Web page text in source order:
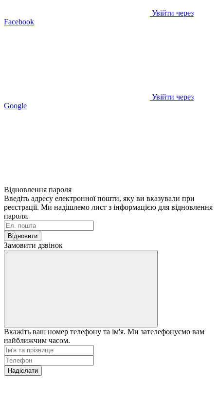
Увійти через
Facebook
Увійти через
Google
Відновлення пароля
Введіть адресу електронної пошти, яку ви вказували при
реєстрації. Ми надішлемо лист з інформацією для відновлення
пароля.
Відновити
Замовити дзвінок
Вкажіть ваш номер телефону та ім'я. Ми зателефонуємо вам
найближчим часом.
Надіслати